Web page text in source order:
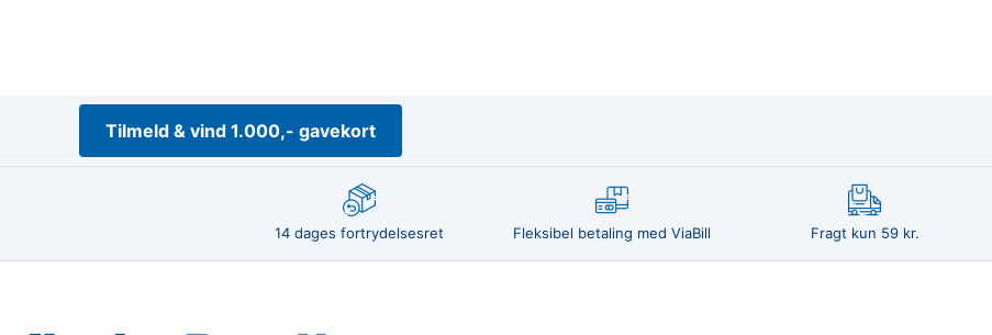
Tilmeld & vind 1.000,- gavekort
14 dages fortrydelsesret Fleksibel betaling med ViaBill Fragt kun 59 kr.